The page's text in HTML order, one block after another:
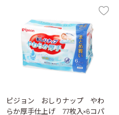
ピジョン おしりナップ やわ
らか厚手仕上げ 77枚入×6コパ